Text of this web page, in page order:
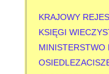
KRAJOWY
KSIĘGI
MINISTERSTWO